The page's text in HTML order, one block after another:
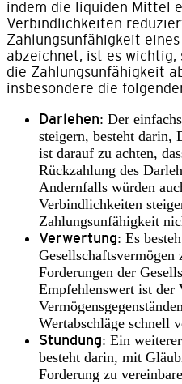
indem die liquiden Mittel
Verbindlichkeiten
Zahlungsunfähigkeit
abzeichnet, ist es wichtig,
die Zahlungsunfähigkeit
insbesondere die
Darlehen: Der
steigern, besteht darin,
ist darauf zu achten,
Rückzahlung des
Andernfalls würden
Verbindlichkeiten
Zahlungsunfähigkeit
Verwertung: Es
Gesellschaftsvermögen
Forderungen der
Empfehlenswert ist der
Wertabschläge schnell
Stundung: Ein
besteht darin, mit
Forderung zu